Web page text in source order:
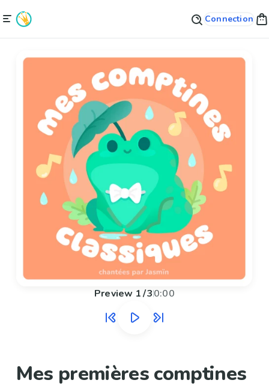
Connection
Preview 1/30:00
Mes premières comptines